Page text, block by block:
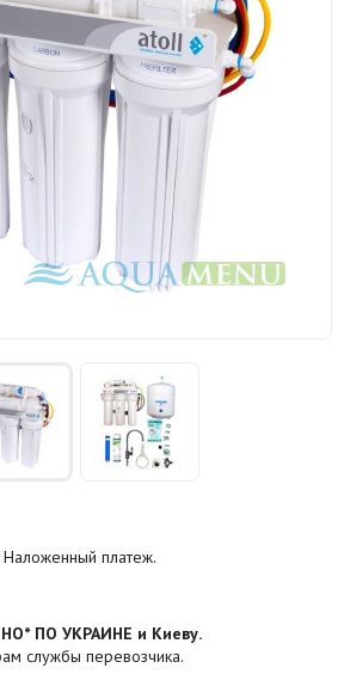
платеж.
ПО УКРАИНЕ и Киеву.
службы перевозчика.